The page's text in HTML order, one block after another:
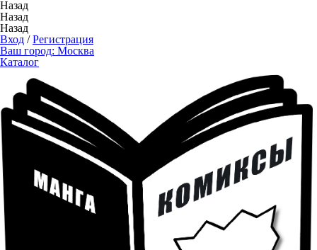
Назад
Назад
Назад
Вход /Регистрация
Ваш город: Москва
Каталог